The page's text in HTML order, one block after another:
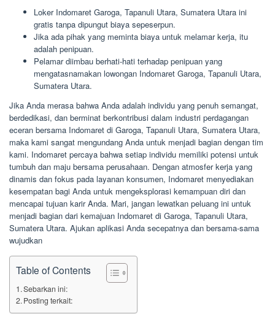
Loker Indomaret Garoga, Tapanuli Utara, Sumatera Utara ini
gratis tanpa dipungut biaya sepeserpun.
Jika ada pihak yang meminta biaya untuk melamar kerja, itu
adalah penipuan.
Pelamar diimbau berhati-hati terhadap penipuan yang
mengatasnamakan lowongan Indomaret Garoga, Tapanuli Utara,
Sumatera Utara.
Jika Anda merasa bahwa Anda adalah individu yang penuh semangat,
berdedikasi, dan berminat berkontribusi dalam industri perdagangan
eceran bersama Indomaret di Garoga, Tapanuli Utara, Sumatera Utara,
maka kami sangat mengundang Anda untuk menjadi bagian dengan tim
kami. Indomaret percaya bahwa setiap individu memiliki potensi untuk
tumbuh dan maju bersama perusahaan. Dengan atmosfer kerja yang
dinamis dan fokus pada layanan konsumen, Indomaret menyediakan
kesempatan bagi Anda untuk mengeksplorasi kemampuan diri dan
mencapai tujuan karir Anda. Mari, jangan lewatkan peluang ini untuk
menjadi bagian dari kemajuan Indomaret di Garoga, Tapanuli Utara,
Sumatera Utara. Ajukan aplikasi Anda secepatnya dan bersama-sama
wujudkan
Table of Contents
Sebarkan ini:
Posting terkait: